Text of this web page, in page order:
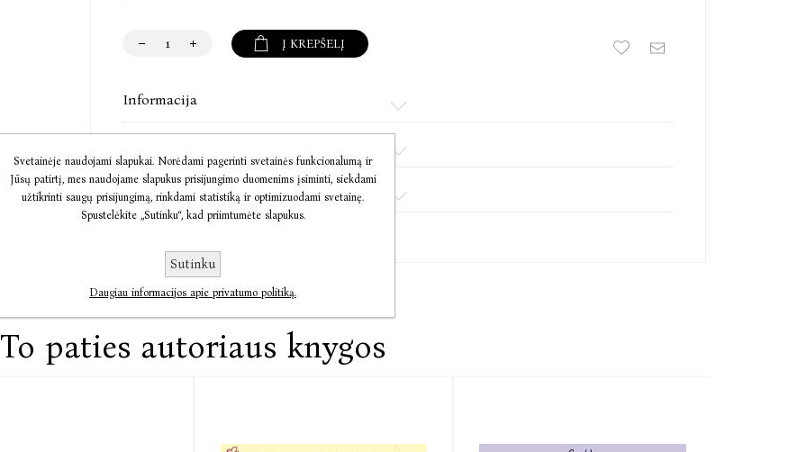
Į KREPŠELĮ
Informacija
Susisiekite
To paties autoriaus knygos
Svetainėje naudojami slapukai. Norėdami pagerinti svetainės funkcionalumą ir
Jūsų patirtį, mes naudojame slapukus prisijungimo duomenims įsiminti, siekdami
užtikrinti saugų prisijungimą, rinkdami statistiką ir optimizuodami svetainę.
Spustelėkite „Sutinku“, kad priimtumėte slapukus.
Sutinku
Daugiau informacijos apie privatumo politiką.